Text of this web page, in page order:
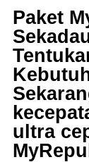
Paket
ultra